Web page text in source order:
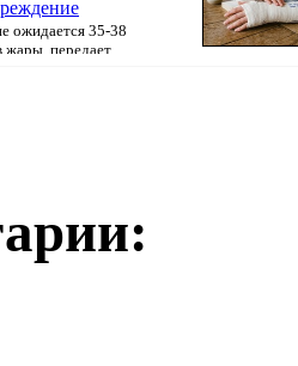
ожидается 35-38
жары, передает